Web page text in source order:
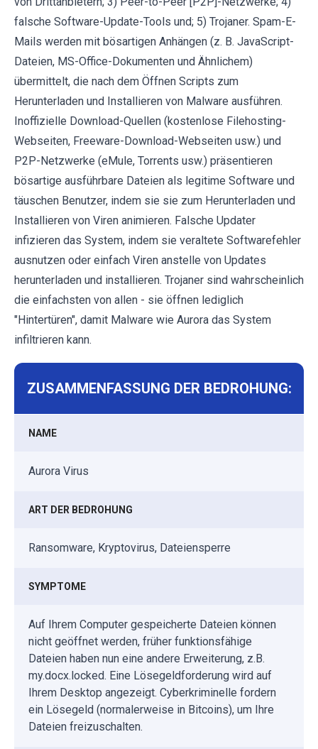
falsche Software-Update-Tools und; 5) Trojaner. Spam-E-
Mails werden mit bösartigen Anhängen (z. B. JavaScript-
Dateien, MS-Office-Dokumenten und Ähnlichem)
übermittelt, die nach dem Öffnen Scripts zum
Herunterladen und Installieren von Malware ausführen.
Inoffizielle Download-Quellen (kostenlose Filehosting-
Webseiten, Freeware-Download-Webseiten usw.) und
P2P-Netzwerke (eMule, Torrents usw.) präsentieren
bösartige ausführbare Dateien als legitime Software und
täuschen Benutzer, indem sie sie zum Herunterladen und
Installieren von Viren animieren. Falsche Updater
infizieren das System, indem sie veraltete Softwarefehler
ausnutzen oder einfach Viren anstelle von Updates
herunterladen und installieren. Trojaner sind wahrscheinlich
die einfachsten von allen - sie öffnen lediglich
"Hintertüren", damit Malware wie Aurora das System
infiltrieren kann.
ZUSAMMENFASSUNG DER BEDROHUNG:
NAME
Aurora Virus
ART DER BEDROHUNG
Ransomware, Kryptovirus, Dateiensperre
SYMPTOME
Auf Ihrem Computer gespeicherte Dateien können
nicht geöffnet werden, früher funktionsfähige
Dateien haben nun eine andere Erweiterung, z.B.
my.docx.locked. Eine Lösegeldforderung wird auf
Ihrem Desktop angezeigt. Cyberkriminelle fordern
ein Lösegeld (normalerweise in Bitcoins), um Ihre
Dateien freizuschalten.